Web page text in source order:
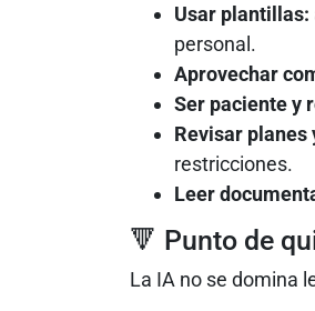
Usar plantillas:
personal.
Aprovechar
Ser paciente y
Revisar
restricciones.
Leer
🔻 Punto de
La IA no se domina